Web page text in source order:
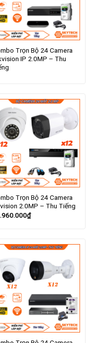
Trọn Bộ 24 Camera
IP 2.0MP – Thu
Trọn Bộ 24 Camera
2.0MP – Thu Tiếng
₫